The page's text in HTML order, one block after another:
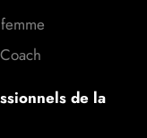
de la